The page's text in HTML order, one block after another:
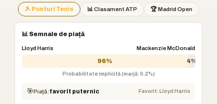
🎾 Ponturi Tenis 📊 Clasament ATP 🏆 Madrid Open
📊 Semnale de piață
Lloyd Harris Mackenzie McDonald
96% 4%
Probabilitate implicită (marjă: 0.2%)
🎯Piață:favorit puternic Favorit: Lloyd Harris